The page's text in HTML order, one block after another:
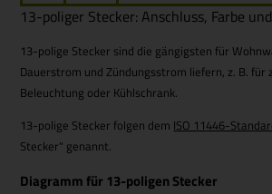
13-poliger Stecker: Anschluss, Farbe
13-polige Stecker sind die gängigsten für
Dauerstrom und Zündungsstrom liefern, z. B. für
Beleuchtung oder Kühlschrank.
13-polige Stecker folgen dem ISO 11446-
Stecker" genannt.
Diagramm für 13-poligen Stecker